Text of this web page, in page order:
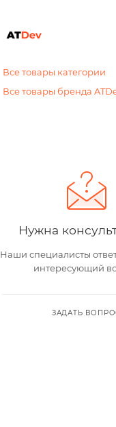
Все товары категории
Все товары бренда
Нужна
Наши специалисты
интересующий
ЗАДАТЬ